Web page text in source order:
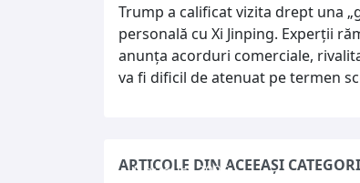
Trump a calificat vizita drept una
personală cu Xi Jinping. Experții
anunța acorduri comerciale,
va fi dificil de atenuat pe termen
ARTICOLE DIN ACEEAȘI
5 august 2026